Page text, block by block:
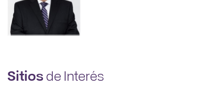
Sitiosde Interés